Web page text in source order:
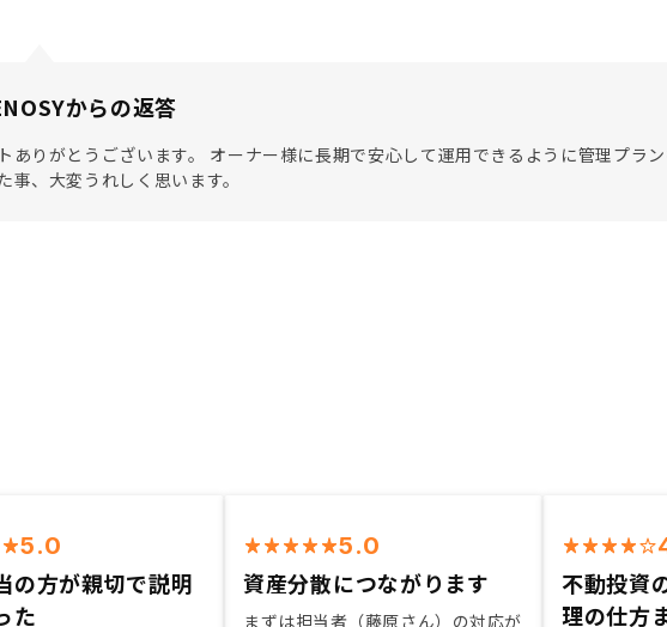
からの返答
ありがとうございます。 オーナー様に長期で安心して運用できるように管理プラ
事、大変うれしく思います。
5.0
の方が親切で説明
た
5.0
資産分散につながります
まずは担当者（藤原さん）の対応が
不動投資
理の仕方